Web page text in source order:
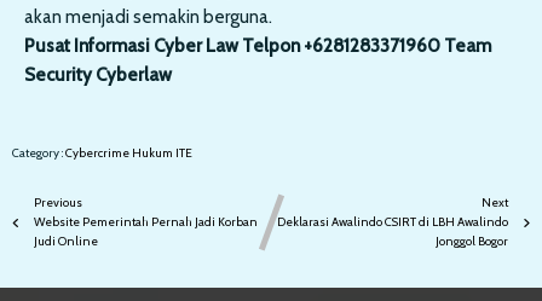
akan menjadi semakin berguna.
Pusat Informasi Cyber Law Telpon +6281283371960 Team
Security Cyberlaw
Category :Cybercrime Hukum ITE
Previous
Website Pemerintah Pernah Jadi Korban
Judi Online
Next
Deklarasi Awalindo CSIRT di LBH Awalindo
Jonggol Bogor